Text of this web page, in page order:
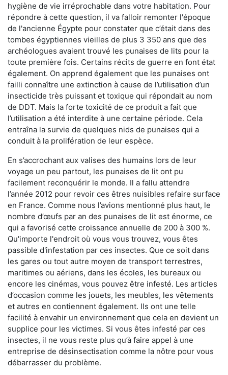
hygiène de vie irréprochable dans votre habitation. Pour
répondre à cette question, il va falloir remonter l'époque
de l'ancienne Égypte pour constater que c’était dans des
tombes égyptiennes vieilles de plus 3 350 ans que des
archéologues avaient trouvé les punaises de lits pour la
toute première fois. Certains récits de guerre en font état
également. On apprend également que les punaises ont
failli connaître une extinction à cause de l’utilisation d’un
insecticide très puissant et toxique qui répondait au nom
de DDT. Mais la forte toxicité de ce produit a fait que
l’utilisation a été interdite à une certaine période. Cela
entraîna la survie de quelques nids de punaises qui a
conduit à la prolifération de leur espèce.
En s’accrochant aux valises des humains lors de leur
voyage un peu partout, les punaises de lit ont pu
facilement reconquérir le monde. Il a fallu attendre
l’année 2012 pour revoir ces êtres nuisibles refaire surface
en France. Comme nous l’avions mentionné plus haut, le
nombre d’œufs par an des punaises de lit est énorme, ce
qui a favorisé cette croissance annuelle de 200 à 300 %.
Qu'importe l'endroit où vous vous trouvez, vous êtes
passible d'infestation par ces insectes. Que ce soit dans
les gares ou tout autre moyen de transport terrestres,
maritimes ou aériens, dans les écoles, les bureaux ou
encore les cinémas, vous pouvez être infesté. Les articles
d’occasion comme les jouets, les meubles, les vêtements
et autres en contiennent également. Ils ont une telle
facilité à envahir un environnement que cela en devient un
supplice pour les victimes. Si vous êtes infesté par ces
insectes, il ne vous reste plus qu’à faire appel à une
entreprise de désinsectisation comme la nôtre pour vous
débarrasser du problème.